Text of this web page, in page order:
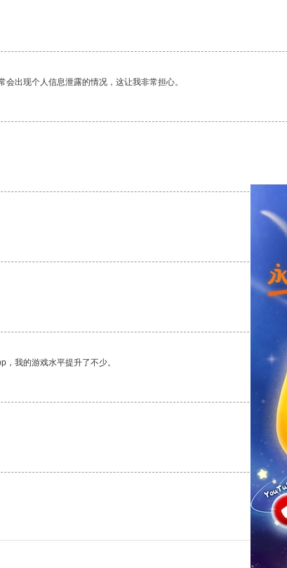
出现个人信息泄露的情况，这让我非常担心。
我的游戏水平提升了不少。